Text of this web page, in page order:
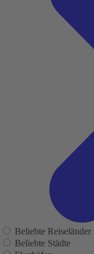
Beliebte Reiseländer
Beliebte Städte